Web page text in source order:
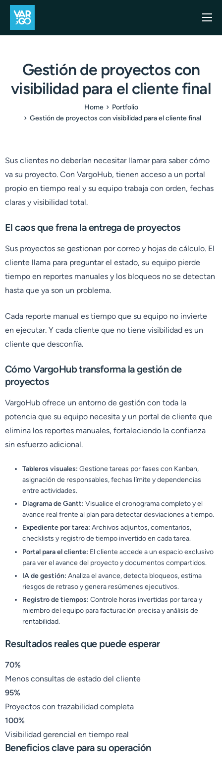
Inicio
Blog
Precios
Gestión de proyectos con
visibilidad para el cliente final
Home
Portfolio
Gestión de proyectos con visibilidad para el cliente final
Sus clientes no deberían necesitar llamar para saber cómo
va su proyecto. Con VargoHub, tienen acceso a un portal
propio en tiempo real y su equipo trabaja con orden, fechas
claras y visibilidad total.
El caos que frena la entrega de proyectos
Sus proyectos se gestionan por correo y hojas de cálculo. El
cliente llama para preguntar el estado, su equipo pierde
tiempo en reportes manuales y los bloqueos no se detectan
hasta que ya son un problema.
Cada reporte manual es tiempo que su equipo no invierte
en ejecutar. Y cada cliente que no tiene visibilidad es un
cliente que desconfía.
Cómo VargoHub transforma la gestión de
proyectos
VargoHub ofrece un entorno de gestión con toda la
potencia que su equipo necesita y un portal de cliente que
elimina los reportes manuales, fortaleciendo la confianza
sin esfuerzo adicional.
Tableros visuales: Gestione tareas por fases con Kanban,
asignación de responsables, fechas límite y dependencias
entre actividades.
Diagrama de Gantt: Visualice el cronograma completo y el
avance real frente al plan para detectar desviaciones a tiempo.
Expediente por tarea: Archivos adjuntos, comentarios,
checklists y registro de tiempo invertido en cada tarea.
Portal para el cliente: El cliente accede a un espacio exclusivo
para ver el avance del proyecto y documentos compartidos.
IA de gestión: Analiza el avance, detecta bloqueos, estima
riesgos de retraso y genera resúmenes ejecutivos.
Registro de tiempos: Controle horas invertidas por tarea y
miembro del equipo para facturación precisa y análisis de
rentabilidad.
Resultados reales que puede esperar
70%
Menos consultas de estado del cliente
95%
Proyectos con trazabilidad completa
100%
Visibilidad gerencial en tiempo real
Beneficios clave para su operación